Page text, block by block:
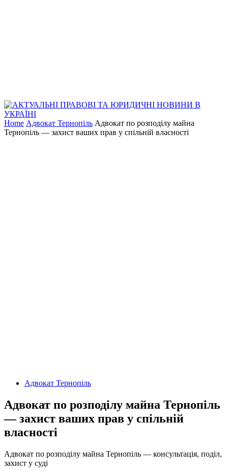
Home Адвокат Тернопіль Адвокат по розподілу майна
Тернопіль — захист ваших прав у спільній власності
Адвокат Тернопіль
Адвокат по розподілу майна Тернопіль
— захист ваших прав у спільній
власності
Адвокат по розподілу майна Тернопіль — консультація, поділ,
захист у суді